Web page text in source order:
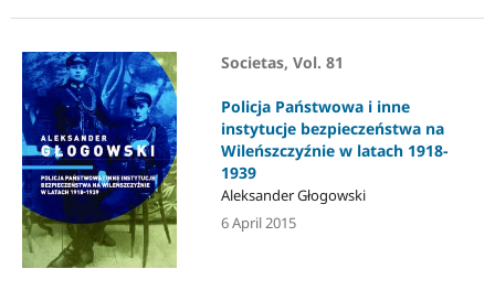
Societas, Vol. 81
Policja Państwowa i inne
instytucje bezpieczeństwa na
Wileńszczyźnie w latach 1918-
1939
Aleksander Głogowski
6 April 2015